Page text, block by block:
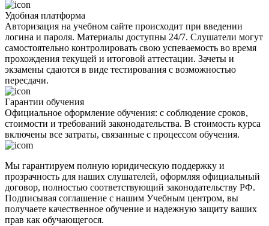
Удобная платформа
Авторизация на учебном сайте происходит при введении
логина и пароля. Материалы доступны 24/7. Слушатели могут
самостоятельно контролировать свою успеваемость во время
прохождения текущей и итоговой аттестации. Зачеты и
экзамены сдаются в виде тестирования с возможностью
пересдачи.
Гарантии обучения
Официальное оформление обучения: с соблюдение сроков,
стоимости и требований законодательства. В стоимость курса
включены все затраты, связанные с процессом обучения.
Мы гарантируем полную юридическую поддержку и
прозрачность для наших слушателей, оформляя официальный
договор, полностью соответствующий законодательству РФ.
Подписывая соглашение с нашим Учебным центром, вы
получаете качественное обучение и надежную защиту ваших
прав как обучающегося.